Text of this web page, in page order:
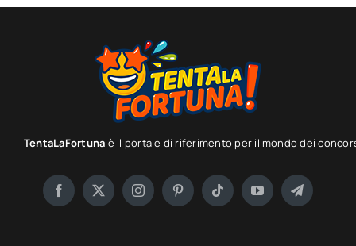
TentaLaFortuna è il portale di riferimento per il mondo dei